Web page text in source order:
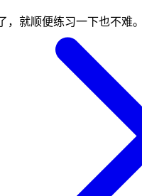
，就顺便练习一下也不难。